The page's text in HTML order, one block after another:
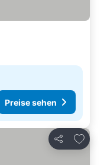
Preise sehen
Teilen
Zu